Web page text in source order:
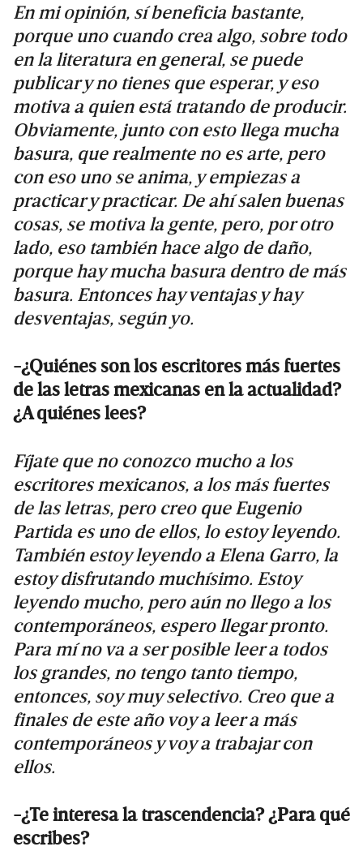
En mi opinión, sí beneficia bastante,
porque uno cuando crea algo, sobre todo
en la literatura en general, se puede
publicar y no tienes que esperar, y eso
motiva a quien está tratando de producir.
Obviamente, junto con esto llega mucha
basura, que realmente no es arte, pero
con eso uno se anima, y empiezas a
practicar y practicar. De ahí salen buenas
cosas, se motiva la gente, pero, por otro
lado, eso también hace algo de daño,
porque hay mucha basura dentro de más
basura. Entonces hay ventajas y hay
desventajas, según yo.
-¿Quiénes son los escritores más fuertes
de las letras mexicanas en la actualidad?
¿A quiénes lees?
Fíjate que no conozco mucho a los
escritores mexicanos, a los más fuertes
de las letras, pero creo que Eugenio
Partida es uno de ellos, lo estoy leyendo.
También estoy leyendo a Elena Garro, la
estoy disfrutando muchísimo. Estoy
leyendo mucho, pero aún no llego a los
contemporáneos, espero llegar pronto.
Para mí no va a ser posible leer a todos
los grandes, no tengo tanto tiempo,
entonces, soy muy selectivo. Creo que a
finales de este año voy a leer a más
contemporáneos y voy a trabajar con
ellos.
-¿Te interesa la trascendencia? ¿Para qué
escribes?